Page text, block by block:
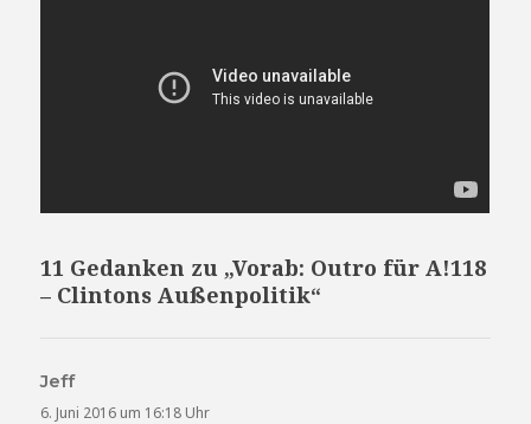
11 Gedanken zu „Vorab: Outro für A!118
– Clintons Außenpolitik“
Jeffsagt:
6. Juni 2016 um 16:18 Uhr